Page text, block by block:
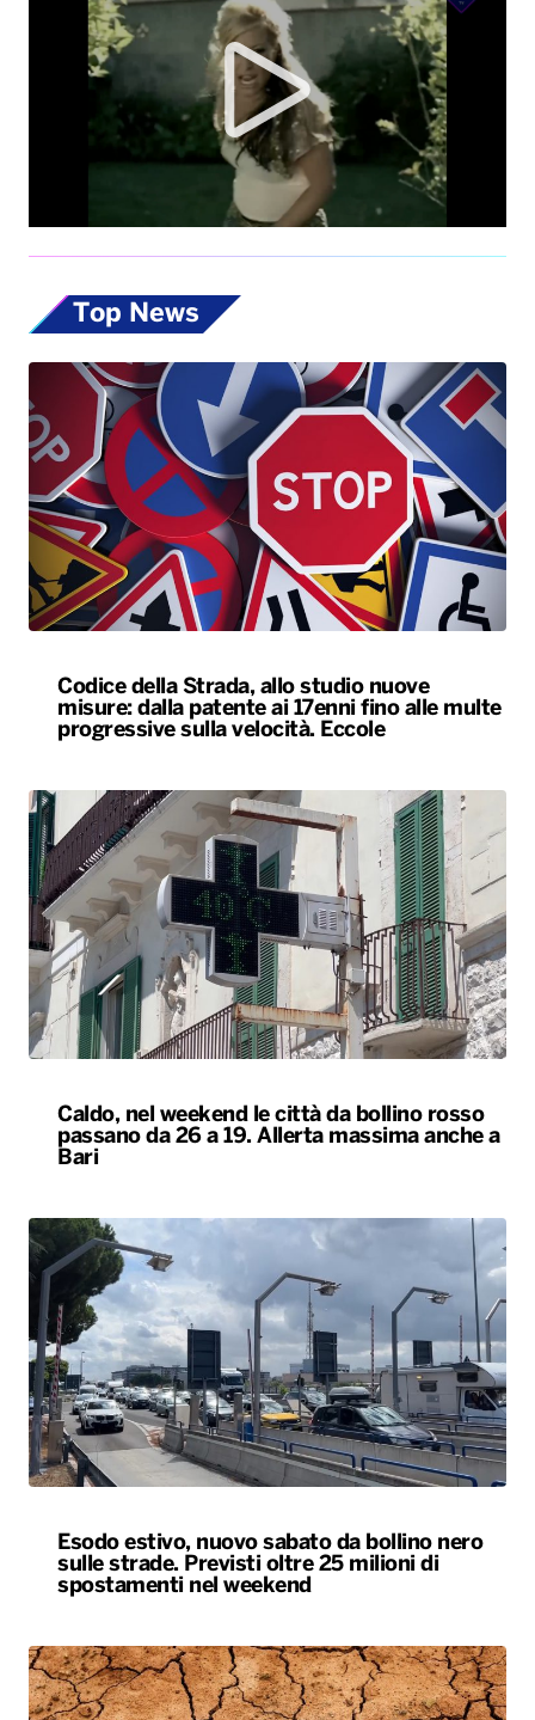
Top News
Codice della Strada, allo studio nuove
misure: dalla patente ai 17enni fino alle multe
progressive sulla velocità. Eccole
Caldo, nel weekend le città da bollino rosso
passano da 26 a 19. Allerta massima anche a
Bari
Esodo estivo, nuovo sabato da bollino nero
sulle strade. Previsti oltre 25 milioni di
spostamenti nel weekend